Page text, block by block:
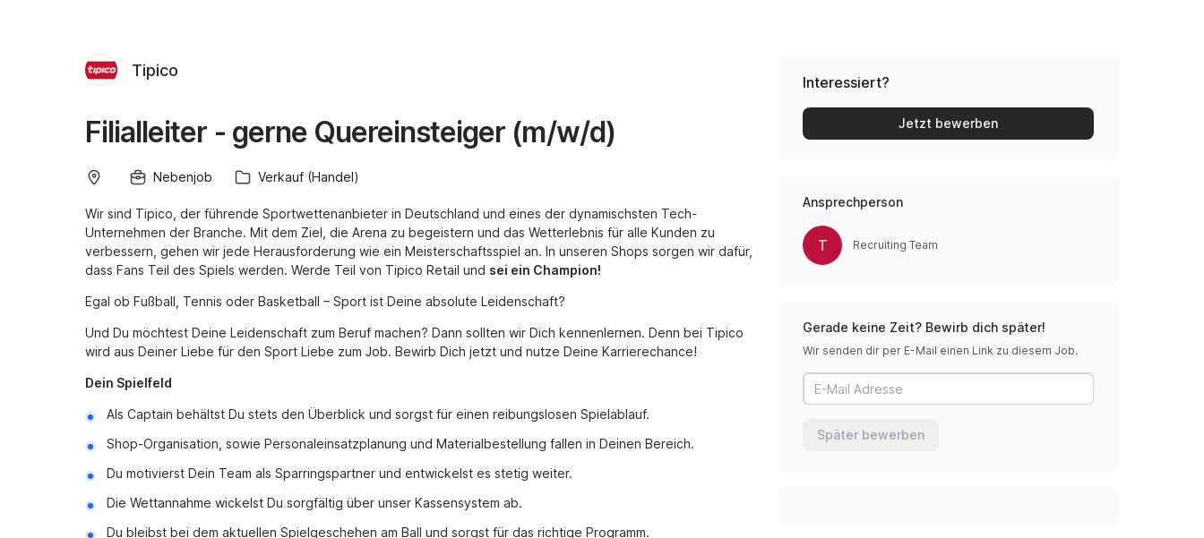
Tipico
Filialleiter - gerne Quereinsteiger (m/w/d)
Nebenjob Verkauf (Handel)
Wir sind Tipico, der führende Sportwettenanbieter in Deutschland und eines der dynamischsten Tech-
Unternehmen der Branche. Mit dem Ziel, die Arena zu begeistern und das Wetterlebnis für alle Kunden zu
verbessern, gehen wir jede Herausforderung wie ein Meisterschaftsspiel an. In unseren Shops sorgen wir dafür,
dass Fans Teil des Spiels werden. Werde Teil von Tipico Retail und sei ein Champion!
Egal ob Fußball, Tennis oder Basketball – Sport ist Deine absolute Leidenschaft?
Und Du möchtest Deine Leidenschaft zum Beruf machen? Dann sollten wir Dich kennenlernen. Denn bei Tipico
wird aus Deiner Liebe für den Sport Liebe zum Job. Bewirb Dich jetzt und nutze Deine Karrierechance!
Dein Spielfeld
Als Captain behältst Du stets den Überblick und sorgst für einen reibungslosen Spielablauf.
Shop-Organisation, sowie Personaleinsatzplanung und Materialbestellung fallen in Deinen Bereich.
Du motivierst Dein Team als Sparringspartner und entwickelst es stetig weiter.
Die Wettannahme wickelst Du sorgfältig über unser Kassensystem ab.
Du bleibst bei dem aktuellen Spielgeschehen am Ball und sorgst für das richtige Programm.
Interessiert?
Jetzt bewerben
Ansprechperson
T Recruiting Team
Gerade keine Zeit? Bewirb dich später!
Wir senden dir per E-Mail einen Link zu diesem Job.
Später bewerben